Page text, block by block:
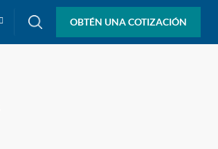
OBTÉN UNA COTIZACIÓN